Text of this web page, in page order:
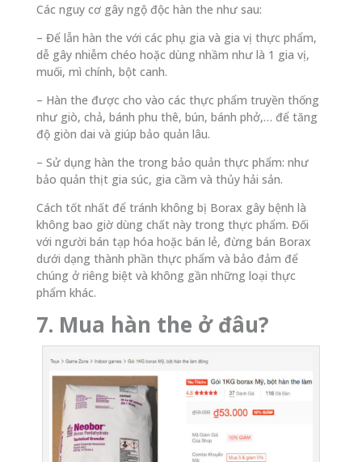
Các nguy cơ gây ngộ độc hàn the như sau:
– Để lẫn hàn the với các phụ gia và gia vị thực phẩm,
dễ gây nhiễm chéo hoặc dùng nhầm như là 1 gia vị,
muối, mì chính, bột canh.
– Hàn the được cho vào các thực phẩm truyền thống
như giò, chả, bánh phu thê, bún, bánh phở,… để tăng
độ giòn dai và giúp bảo quản lâu.
– Sử dụng hàn the trong bảo quản thực phẩm: như
bảo quản thịt gia súc, gia cầm và thủy hải sản.
Cách tốt nhất để tránh không bị Borax gây bệnh là
không bao giờ dùng chất này trong thực phẩm. Đối
với người bán tạp hóa hoặc bán lẻ, đừng bán Borax
dưới dạng thành phần thực phẩm và bảo đảm để
chúng ở riêng biệt và không gần những loại thực
phẩm khác.
7. Mua hàn the ở đâu?